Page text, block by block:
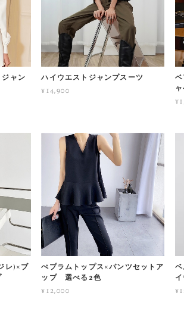
ャン
ハイウエストジャンプスーツ
¥14,900
レ)×ブ
ぺプラムトップス×パンツセットア
ップ 選べる2色
¥12,000